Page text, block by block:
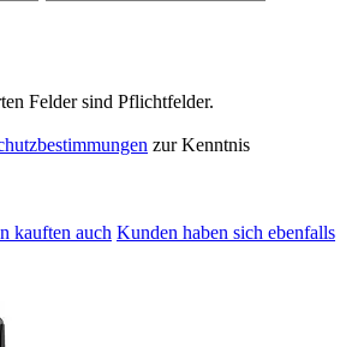
Felder sind Pflichtfelder.
zur Kenntnis
kauften auch Kunden haben sich ebenfalls